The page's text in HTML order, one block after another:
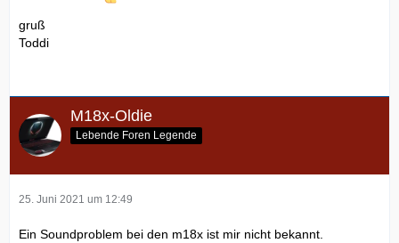
gruß
Toddi
M18x-Oldie
Lebende Foren Legende
25. Juni 2021 um 12:49
Ein Soundproblem bei den m18x ist mir nicht bekannt.